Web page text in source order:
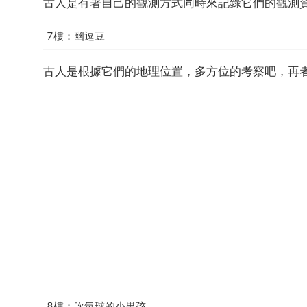
7樓：幽逗豆
古人是根據它們的地理位置，多方位的考察吧，再